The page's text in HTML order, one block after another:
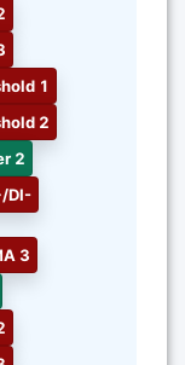
1
2
2
DI-
3